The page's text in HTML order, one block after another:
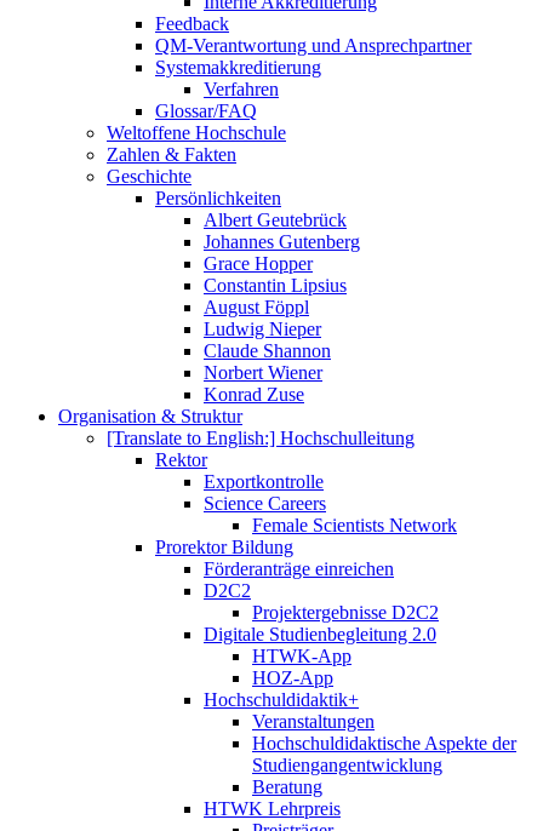
Feedback
QM-Verantwortung und Ansprechpartner
Systemakkreditierung
Verfahren
Glossar/FAQ
Weltoffene Hochschule
Zahlen & Fakten
Geschichte
Persönlichkeiten
Albert Geutebrück
Johannes Gutenberg
Grace Hopper
Constantin Lipsius
August Föppl
Ludwig Nieper
Claude Shannon
Norbert Wiener
Konrad Zuse
Organisation & Struktur
[Translate to English:] Hochschulleitung
Rektor
Exportkontrolle
Science Careers
Female Scientists Network
Prorektor Bildung
Förderanträge einreichen
D2C2
Projektergebnisse D2C2
Digitale Studienbegleitung 2.0
HTWK-App
HOZ-App
Hochschuldidaktik+
Veranstaltungen
Hochschuldidaktische Aspekte der
Studiengangentwicklung
Beratung
HTWK Lehrpreis